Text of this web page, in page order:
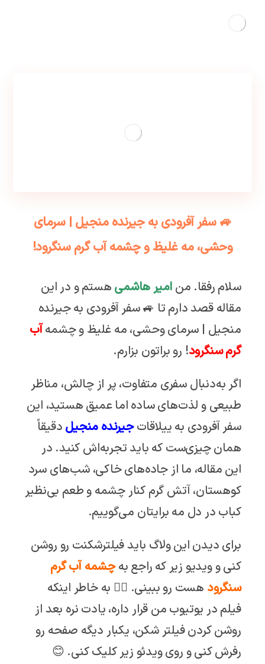
🚙 سفر آفرودی به جیرنده منجیل | سرمای
وحشی، مه غلیظ و چشمه آب گرم سنگرود!
سلام رفقا. من امیر هاشمی هستم و در این
مقاله قصد دارم تا 🚙 سفر آفرودی به جیرنده
منجیل | سرمای وحشی، مه غلیظ و چشمهآب
گرم سنگرود! رو براتون بزارم.
اگر به‌دنبال سفری متفاوت، پر از چالش، مناظر
طبیعی و لذت‌های ساده اما عمیق هستید، این
سفر آفرودی به ییلاقاتجیرنده منجیل دقیقاً
همان چیزی‌ست که باید تجربه‌اش کنید. در
این مقاله، ما از جاده‌های خاکی، شب‌های سرد
کوهستان، آتش گرم کنار چشمه و طعم بی‌نظیر
کباب در دل مه برایتان می‌گوییم.
برای دیدن این ولاگ باید فیلترشکنت رو روشن
کنی و ویدیو زیر که راجع بهچشمه آب گرم
سنگرود هست رو ببینی. 👇🏼 به خاطر اینکه
فیلم در یوتیوب من قرار داره، یادت نره بعد از
روشن کردن فیلتر شکن، یکبار دیگه صفحه رو
رفرش کنی و روی ویدئو زیر کلیک کنی. 😊